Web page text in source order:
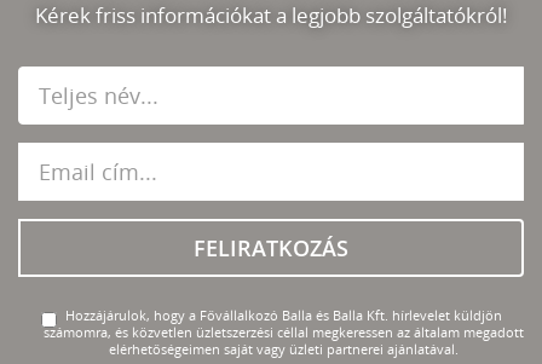
Kérek friss információkat a legjobb szolgáltatókról!
FELIRATKOZÁS
Hozzájárulok, hogy a Fővállalkozó Balla és Balla Kft. hírlevelet küldjön
számomra, és közvetlen üzletszerzési céllal megkeressen az általam megadott
elérhetőségeimen saját vagy üzleti partnerei ajánlatával.